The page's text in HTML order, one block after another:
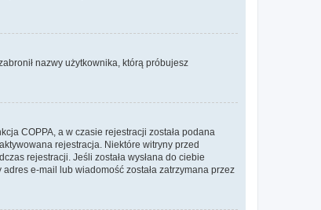
nazwy użytkownika, którą próbujesz
COPPA, a w czasie rejestracji została podana
rejestracja. Niektóre witryny przed
rejestracji. Jeśli została wysłana do ciebie
e-mail lub wiadomość została zatrzymana przez